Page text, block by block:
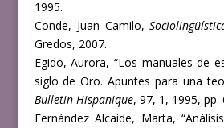
1995.
Conde, Juan Camilo,
Gredos, 2007.
Egido, Aurora, “Los manuales de
siglo de Oro. Apuntes para una
Bulletin Hispanique, 97, 1, 1995, pp.
Fernández Alcaide, Marta,